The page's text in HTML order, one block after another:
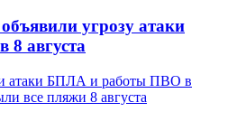
угрозу атаки
8 августа